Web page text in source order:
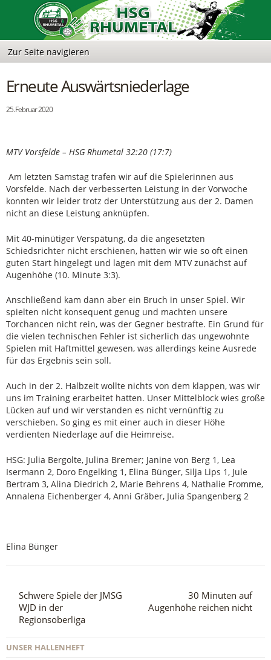
Erneute Auswärtsniederlage
25. Februar 2020
MTV Vorsfelde – HSG Rhumetal 32:20 (17:7)
Am letzten Samstag trafen wir auf die Spielerinnen aus
Vorsfelde. Nach der verbesserten Leistung in der Vorwoche
konnten wir leider trotz der Unterstützung aus der 2. Damen
nicht an diese Leistung anknüpfen.
Mit 40-minütiger Verspätung, da die angesetzten
Schiedsrichter nicht erschienen, hatten wir wie so oft einen
guten Start hingelegt und lagen mit dem MTV zunächst auf
Augenhöhe (10. Minute 3:3).
Anschließend kam dann aber ein Bruch in unser Spiel. Wir
spielten nicht konsequent genug und machten unsere
Torchancen nicht rein, was der Gegner bestrafte. Ein Grund für
die vielen technischen Fehler ist sicherlich das ungewohnte
Spielen mit Haftmittel gewesen, was allerdings keine Ausrede
für das Ergebnis sein soll.
Auch in der 2. Halbzeit wollte nichts von dem klappen, was wir
uns im Training erarbeitet hatten. Unser Mittelblock wies große
Lücken auf und wir verstanden es nicht vernünftig zu
verschieben. So ging es mit einer auch in dieser Höhe
verdienten Niederlage auf die Heimreise.
HSG: Julia Bergolte, Julina Bremer; Janine von Berg 1, Lea
Isermann 2, Doro Engelking 1, Elina Bünger, Silja Lips 1, Jule
Bertram 3, Alina Diedrich 2, Marie Behrens 4, Nathalie Fromme,
Annalena Eichenberger 4, Anni Gräber, Julia Spangenberg 2
Elina Bünger
Schwere Spiele der JMSG
WJD in der
Regionsoberliga
30 Minuten auf
Augenhöhe reichen nicht
UNSER HALLENHEFT